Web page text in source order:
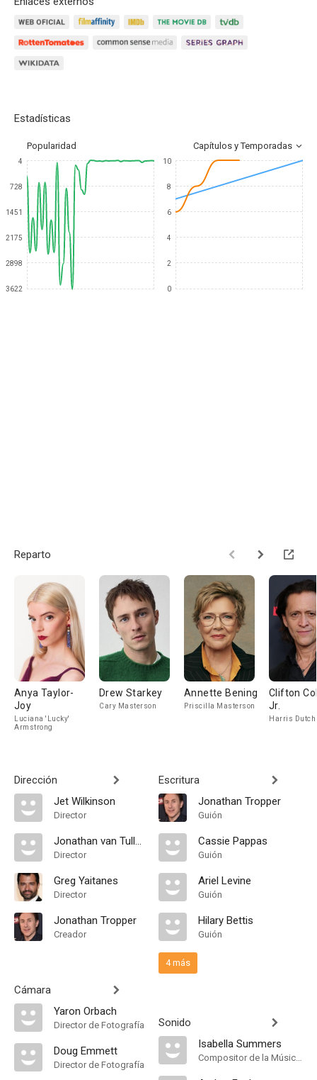
Estadísticas
Popularidad Capítulos y Temporadas
4
728
1451
2175
2898
3622
10
8
6
4
2
0
Reparto
Anya Taylor-
Joy
Luciana 'Lucky'
Armstrong
Drew Starkey
Cary Masterson
Annette Bening
Priscilla Masterson
Clifton
Jr.
Harris Dutch
Dirección
Jet Wilkinson
Director
Jonathan van Tulleken
Director
Greg Yaitanes
Director
Jonathan Tropper
Creador
Cámara
Yaron Orbach
Director de Fotografía
Doug Emmett
Director de Fotografía
Escritura
Jonathan Tropper
Guión
Cassie Pappas
Guión
Ariel Levine
Guión
Hilary Bettis
Guión
4 más
Sonido
Isabella Summers
Compositor de la Música Original